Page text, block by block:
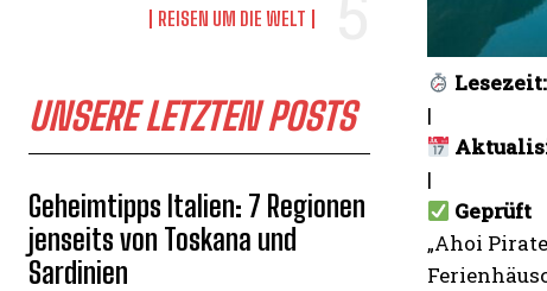
REISEN UM DIE WELT
UNSERE LETZTEN POSTS
Geheimtipps Italien: 7 Regionen
jenseits von Toskana und
Sardinien
Lesezeit:
|
|
Geprüft
„Ahoi